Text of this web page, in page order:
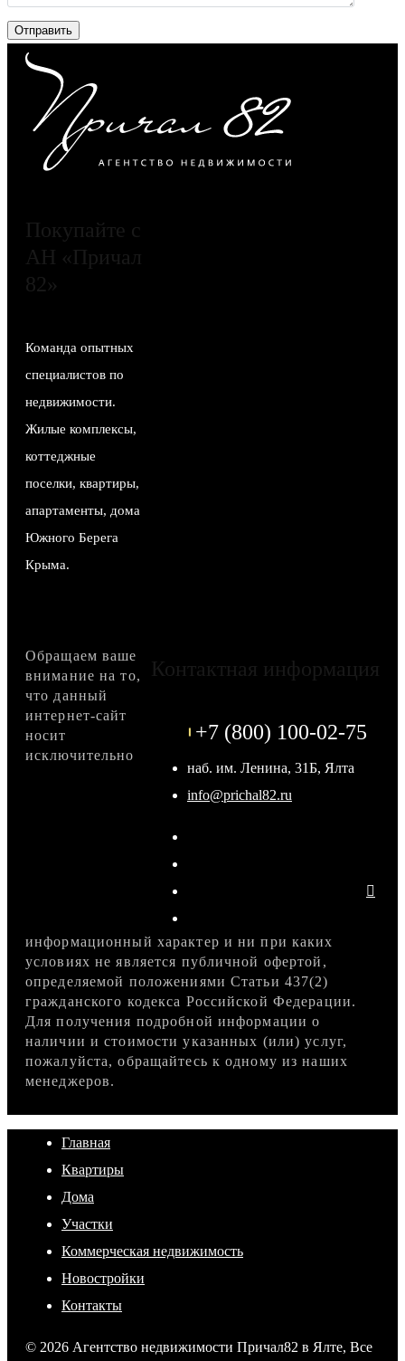
Покупайте с
АН «Причал
82»
Команда опытных
специалистов по
недвижимости.
Жилые комплексы,
коттеджные
поселки, квартиры,
апартаменты, дома
Южного Берега
Крыма.
Контактная информация
+7 (800) 100-02-75
наб. им. Ленина, 31Б, Ялта
info@prichal82.ru
Обращаем ваше
внимание на то,
что данный
интернет-сайт
носит
исключительно
информационный характер и ни при каких
условиях не является публичной офертой,
определяемой положениями Статьи 437(2)
гражданского кодекса Российской Федерации.
Для получения подробной информации о
наличии и стоимости указанных (или) услуг,
пожалуйста, обращайтесь к одному из наших
менеджеров.
Главная
Квартиры
Дома
Участки
Коммерческая недвижимость
Новостройки
Контакты
© 2026 Агентство недвижимости Причал82 в Ялте, Все